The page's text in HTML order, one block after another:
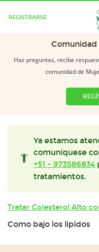
REGISTRARSE
Haz preguntas, recibe
comunidad de
Ya estamos
comuniquese
+51 - 973586834
tratamientos.
Tratar Colesterol Alto
Como bajo los lipidos